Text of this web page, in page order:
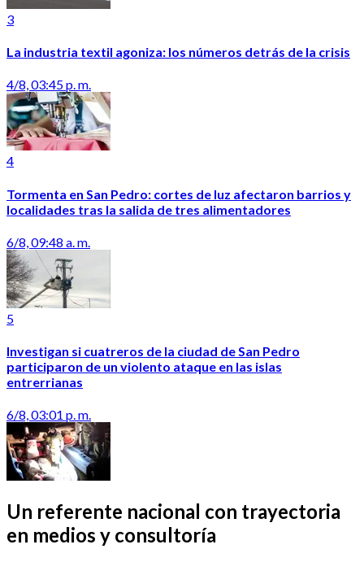
3
La industria textil agoniza: los números detrás de la crisis
4/8, 03:45 p. m.
4
Tormenta en San Pedro: cortes de luz afectaron barrios y
localidades tras la salida de tres alimentadores
6/8, 09:48 a. m.
5
Investigan si cuatreros de la ciudad de San Pedro
participaron de un violento ataque en las islas
entrerrianas
6/8, 03:01 p. m.
Un referente nacional con trayectoria
en medios y consultoría